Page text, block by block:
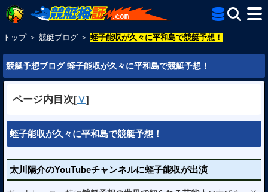
トップ ＞ 競艇ブログ ＞ 蛭子能収が久々に平和島で競艇予想！
競艇予想ブログ 蛭子能収が久々に平和島で競艇予想！
ページ内目次[∨]
蛭子能収が久々に平和島で競艇予想！
太川陽介のYouTubeチャンネルに蛭子能収が出演